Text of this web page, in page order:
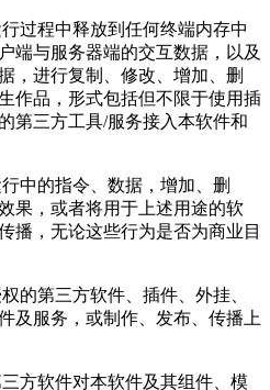
过程中释放到任何终端内存中
端与服务器端的交互数据，以及
，进行复制、修改、增加、删
作品，形式包括但不限于使用插
第三方工具/服务接入本软件和
中的指令、数据，增加、删
果，或者将用于上述用途的软
播，无论这些行为是否为商业目
的第三方软件、插件、外挂、
及服务，或制作、发布、传播上
方软件对本软件及其组件、模